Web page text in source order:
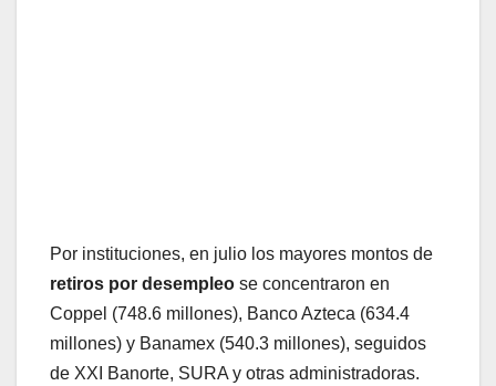
Por instituciones, en julio los mayores montos de
retiros por desempleo se concentraron en
Coppel (748.6 millones), Banco Azteca (634.4
millones) y Banamex (540.3 millones), seguidos
de XXI Banorte, SURA y otras administradoras.